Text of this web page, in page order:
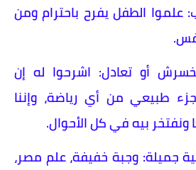
الطفل يفرح باحترام ومن
أو تعادل: اشرحوا له إن
طبيعي من أي رياضة، وإننا
بيه في كل الأحوال.
جميلة: وجبة خفيفة، علم مصر،